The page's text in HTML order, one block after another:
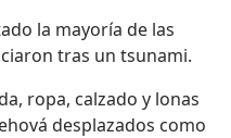
la mayoría de las
tras un tsunami.
ropa, calzado y lonas
desplazados como